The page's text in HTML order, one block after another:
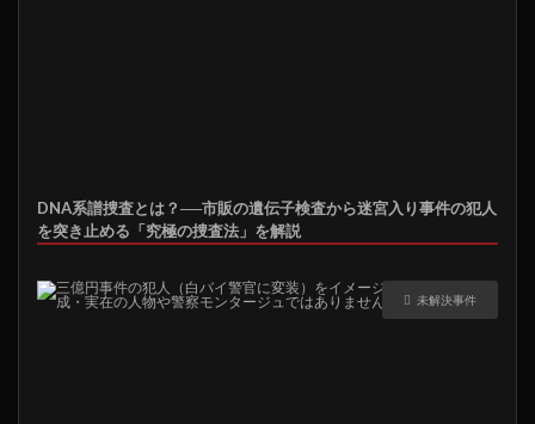
DNA系譜捜査とは？──市販の遺伝子検査から迷宮入り事件の犯人
を突き止める「究極の捜査法」を解説
未解決事件